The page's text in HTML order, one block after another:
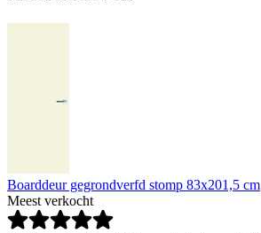
Boarddeur gegrondverfd stomp 83x201,5 cm
Meest verkocht